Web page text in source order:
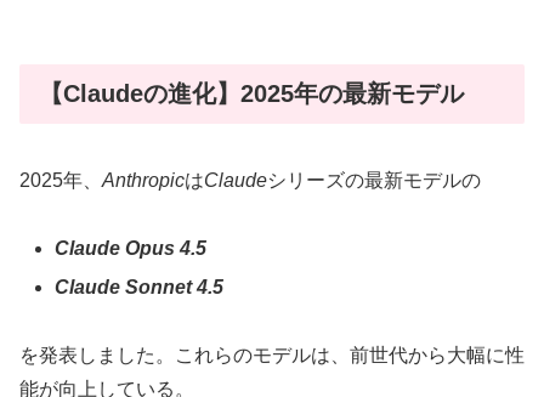
【Claudeの進化】2025年の最新モデル
2025年、 AnthropicはClaudeシリーズの最新モデルの
Claude Opus 4.5
Claude Sonnet 4.5
を発表しました。これらのモデルは、前世代から大幅に性
能が向上している。